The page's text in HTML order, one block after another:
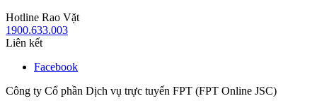
Hotline Rao Vặt
1900.633.003
Liên kết
Facebook
Công ty Cổ phần Dịch vụ trực tuyến FPT (FPT Online JSC)